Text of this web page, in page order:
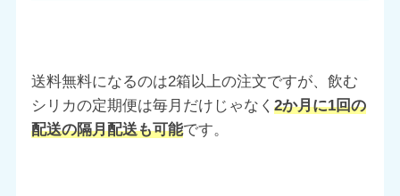
送料無料になるのは2箱以上の注文ですが、飲む
シリカの定期便は毎月だけじゃなく 2か月に1回の
配送の隔月配送も可能です。